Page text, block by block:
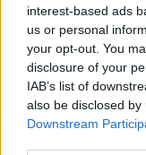
interest-based ads
us or personal
your opt-out. You
disclosure of your
IAB’s list of
also be disclosed
Downstream
életközösségek
Van viszont egy
homoki
terem, és mivel
ezért